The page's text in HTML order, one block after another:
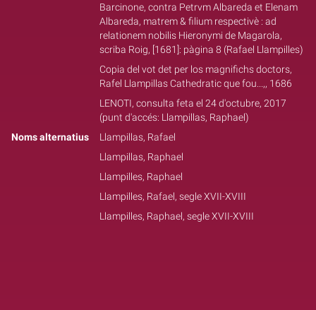
Barcinone, contra Petrvm Albareda et Elenam
Albareda, matrem & filium respectivè : ad
relationem nobilis Hieronymi de Magarola,
scriba Roig, [1681]: pàgina 8 (Rafael Llampilles)
Copia del vot det per los magnifichs doctors,
Rafel Llampillas Cathedratic que fou...,, 1686
LENOTI, consulta feta el 24 d'octubre, 2017
(punt d'accés: Llampillas, Raphael)
Noms alternatius
Llampillas, Rafael
Llampillas, Raphael
Llampilles, Raphael
Llampilles, Rafael, segle XVII-XVIII
Llampilles, Raphael, segle XVII-XVIII